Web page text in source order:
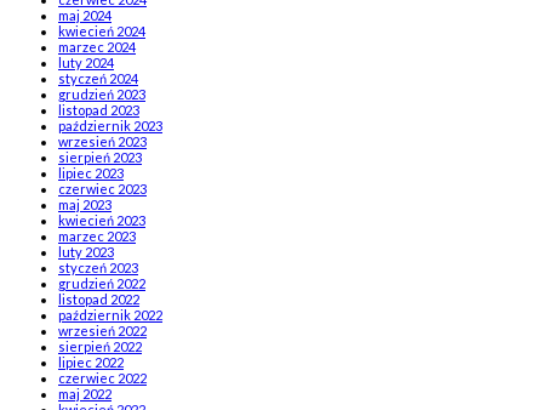
maj 2024
kwiecień 2024
marzec 2024
luty 2024
styczeń 2024
grudzień 2023
listopad 2023
październik 2023
wrzesień 2023
sierpień 2023
lipiec 2023
czerwiec 2023
maj 2023
kwiecień 2023
marzec 2023
luty 2023
styczeń 2023
grudzień 2022
listopad 2022
październik 2022
wrzesień 2022
sierpień 2022
lipiec 2022
czerwiec 2022
maj 2022